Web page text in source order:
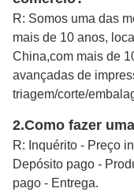
R: Somos uma das
mais de 10 anos,
China,com mais de
avançadas de
triagem/corte/
2.Como fazer
R: Inquérito - Preço
Depósito pago -
pago - Entrega.